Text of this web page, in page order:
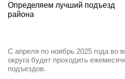
Определяем лучший подъезд
района
С апреля по ноябрь 2025 года во
округа будет проходить
подъездов.